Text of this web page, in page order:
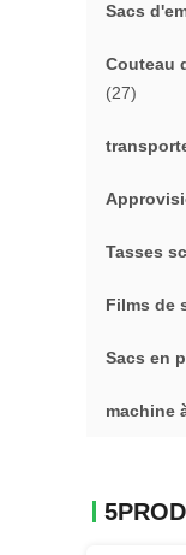
Sacs
Couteau
(27)
Tasses
Films de
Sacs en
machine